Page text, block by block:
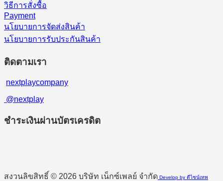
วิธีการสั่งซื้อ
Payment
นโยบายการจัดส่งสินค้า
นโยบายการรับประกันสินค้า
ติดตามเรา
nextplaycompany
@nextplay
ชำระเงินผ่านบัตรเครดิต
สงวนลิขสิทธิ์ © 2026 บริษัท เน็กซ์เพลย์ จำกัด Develop by ดีไซน์เทพ